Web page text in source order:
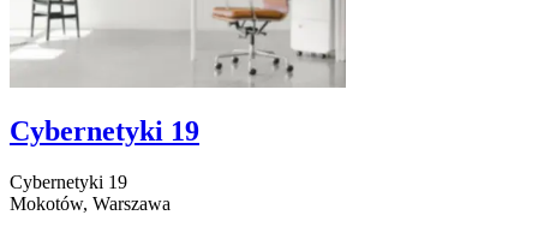
Cybernetyki 19
Cybernetyki 19
Mokotów, Warszawa